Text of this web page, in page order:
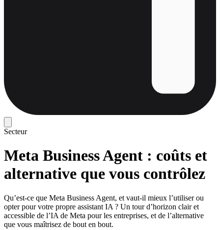
Secteur
Meta Business Agent : coûts et
alternative que vous contrôlez
Qu’est-ce que Meta Business Agent, et vaut-il mieux l’utiliser ou
opter pour votre propre assistant IA ? Un tour d’horizon clair et
accessible de l’IA de Meta pour les entreprises, et de l’alternative
que vous maîtrisez de bout en bout.